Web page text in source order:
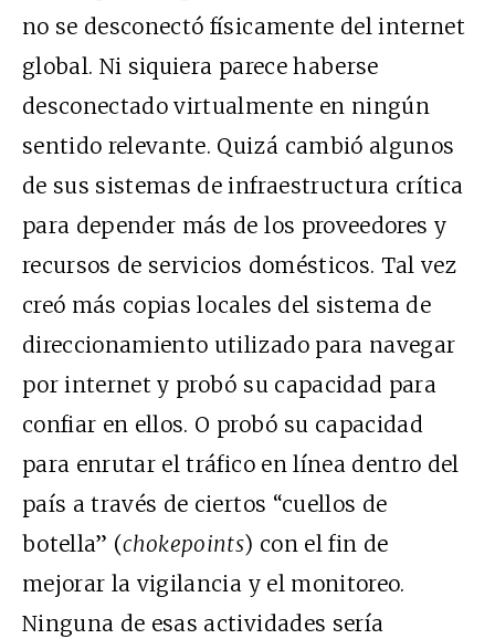
no se desconectó físicamente del internet
global. Ni siquiera parece haberse
desconectado virtualmente en ningún
sentido relevante. Quizá cambió algunos
de sus sistemas de infraestructura crítica
para depender más de los proveedores y
recursos de servicios domésticos. Tal vez
creó más copias locales del sistema de
direccionamiento utilizado para navegar
por internet y probó su capacidad para
confiar en ellos. O probó su capacidad
para enrutar el tráfico en línea dentro del
país a través de ciertos “cuellos de
botella” (chokepoints) con el fin de
mejorar la vigilancia y el monitoreo.
Ninguna de esas actividades sería